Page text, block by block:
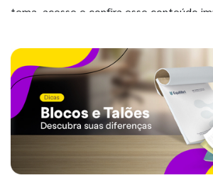
tema, acesse e confira esse conteúdo